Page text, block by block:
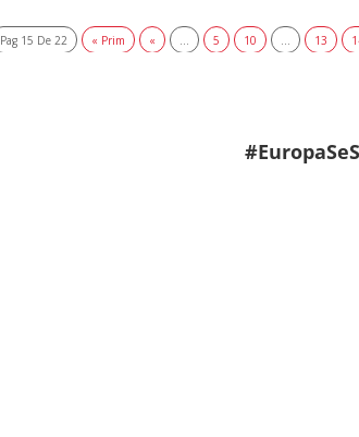
Pag 15 De 22 « Prim « 5 10 13